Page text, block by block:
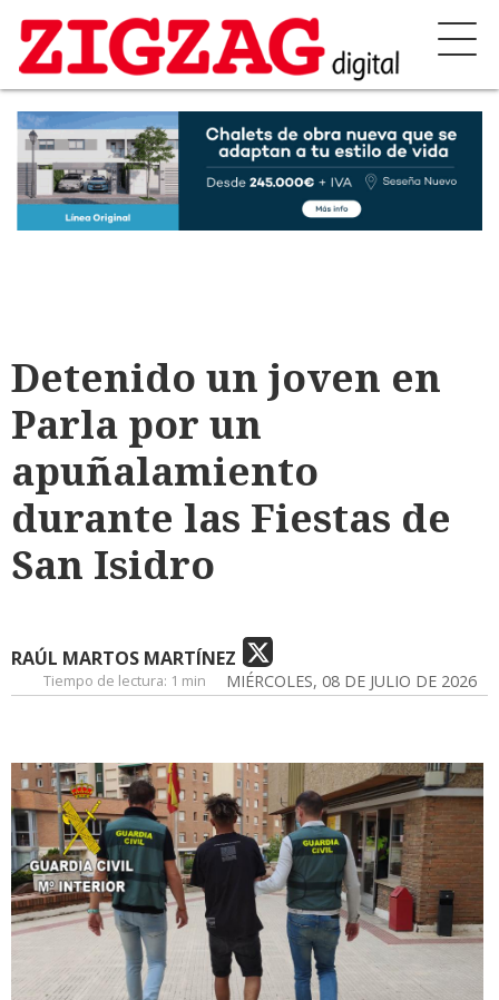
Detenido un joven en
Parla por un
apuñalamiento
durante las Fiestas de
San Isidro
RAÚL MARTOS MARTÍNEZ
MIÉRCOLES, 08 DE JULIO DE 2026
Tiempo de lectura: 1 min